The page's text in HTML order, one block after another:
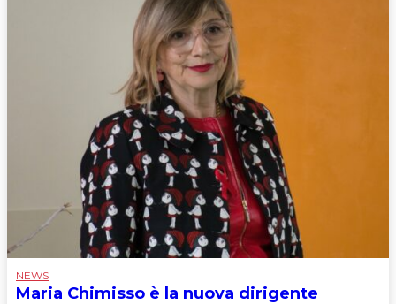
Politica
Sport
Turismo
NEWS
Maria Chimisso è la nuova dirigente